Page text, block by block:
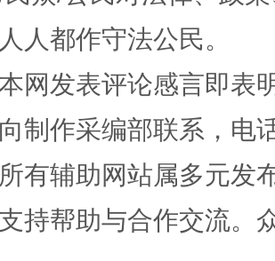
的博鳌关键词
魏明亮
人都作守法公民。
网发表评论感言即表
制作采编部联系，电
有辅助网站属多元发
持帮助与合作交流。